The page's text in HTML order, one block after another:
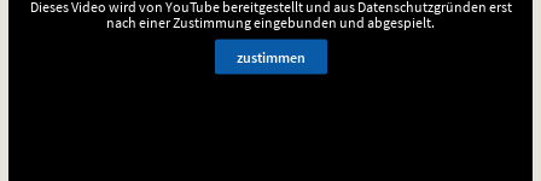
Dieses Video wird von YouTube bereitgestellt und aus Datenschutzgründen erst
nach einer Zustimmung eingebunden und abgespielt.
zustimmen